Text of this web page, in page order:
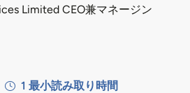
Limited CEO兼マネージン
1 最小読み取り時間